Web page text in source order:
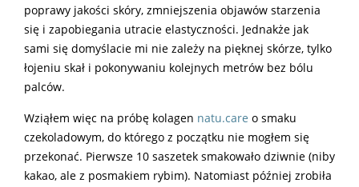
poprawy jakości skóry, zmniejszenia objawów starzenia
się i zapobiegania utracie elastyczności. Jednakże jak
sami się domyślacie mi nie zależy na pięknej skórze, tylko
łojeniu skał i pokonywaniu kolejnych metrów bez bólu
palców.
Wziąłem więc na próbę kolagen natu.care o smaku
czekoladowym, do którego z początku nie mogłem się
przekonać. Pierwsze 10 saszetek smakowało dziwnie (niby
kakao, ale z posmakiem rybim). Natomiast później zrobiła